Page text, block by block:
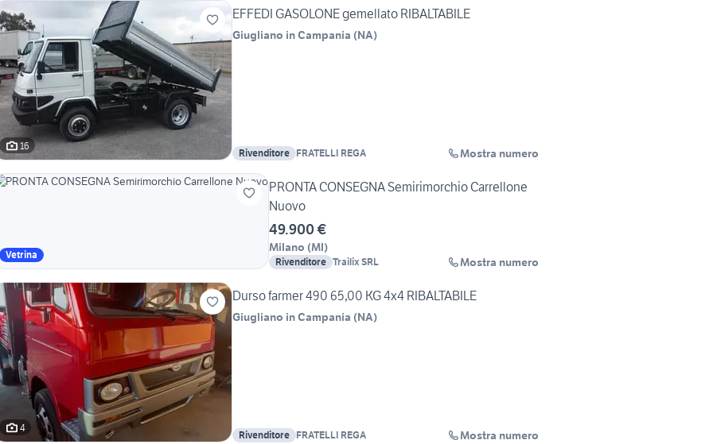
16
EFFEDI GASOLONE gemellato RIBALTABILE
Giugliano in Campania (NA)
Rivenditore FRATELLI REGA Mostra numero
Vetrina
PRONTA CONSEGNA Semirimorchio Carrellone
Nuovo
49.900 €
Milano (MI)
Rivenditore Trailix SRL Mostra numero
4
Durso farmer 490 65,00 KG 4x4 RIBALTABILE
Giugliano in Campania (NA)
Rivenditore FRATELLI REGA Mostra numero